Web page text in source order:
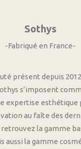
Sothys
-Fabriqué en France-
présent depuis
s’imposent
expertise esthétique
au faîte des
la gamme
aussi la gamme